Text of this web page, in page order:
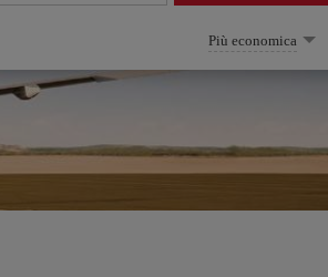
Più economica